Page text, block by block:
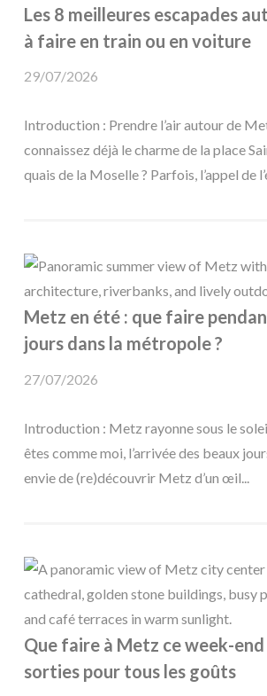
Les 8 meilleures escapades
à faire en train ou en voiture
29/07/2026
Introduction : Prendre l’air autour de
connaissez déjà le charme de la place
quais de la Moselle ? Parfois, l’appel de
Metz en été : que faire
jours dans la métropole ?
27/07/2026
Introduction : Metz rayonne sous le
êtes comme moi, l’arrivée des beaux
envie de (re)découvrir Metz d’un œil...
Que faire à Metz ce week-end
sorties pour tous les goûts